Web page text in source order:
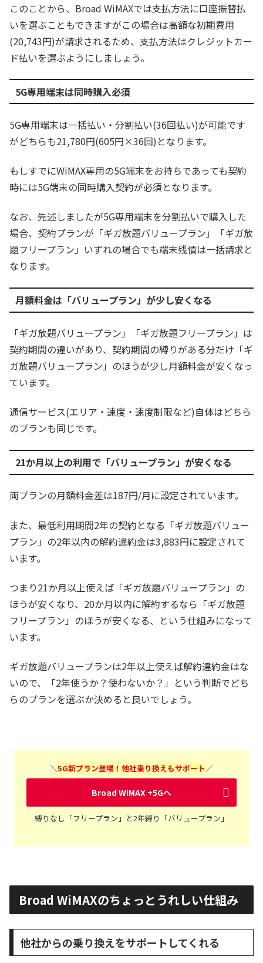
このことから、Broad WiMAXでは支払方法に口座振替払
いを選ぶこともできますがこの場合は高額な初期費用
(20,743円)が請求されるため、支払方法はクレジットカー
ド払いを選ぶようにしましょう。
5G専用端末は同時購入必須
5G専用端末は一括払い・分割払い(36回払い)が可能です
がどちらも21,780円(605円×36回)となります。
もしすでにWiMAX専用の5G端末をお持ちであっても契約
時には5G端末の同時購入契約が必須となります。
なお、先述しましたが5G専用端末を分割払いで購入した
場合、契約プランが「ギガ放題バリュープラン」「ギガ放
題フリープラン」いずれの場合でも端末残債は一括請求と
なります。
月額料金は「バリュープラン」が少し安くなる
「ギガ放題バリュープラン」「ギガ放題フリープラン」は
契約期間の違いがあり、契約期間の縛りがある分だけ「ギ
ガ放題バリュープラン」のほうが少し月額料金が安くなっ
ています。
通信サービス(エリア・速度・速度制限など)自体はどちら
のプランも同じです。
21か月以上の利用で「バリュープラン」が安くなる
両プランの月額料金差は187円/月に設定されています。
また、最低利用期間2年の契約となる「ギガ放題バリュー
プラン」の2年以内の解約違約金は3,883円に設定されて
います。
つまり21か月以上使えば「ギガ放題バリュープラン」の
ほうが安くなり、20か月以内に解約するなら「ギガ放題
フリープラン」のほうが安くなる、という仕組みになって
います。
ギガ放題バリュープランは2年以上使えば解約違約金はな
いので、「2年使うか？使わないか？」という判断でどち
らのプランを選ぶか決めると良いでしょう。
＼5G新プラン登場！他社乗り換えもサポート／
Broad WiMAX +5Gへ
縛りなし「フリープラン」と2年縛り「バリュープラン」
Broad WiMAXのちょっとうれしい仕組み
他社からの乗り換えをサポートしてくれる